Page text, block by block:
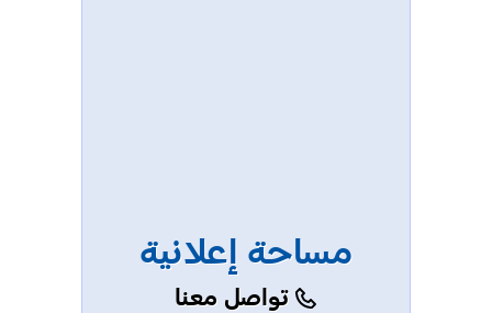
مساحة إعلانية
تواصل معنا